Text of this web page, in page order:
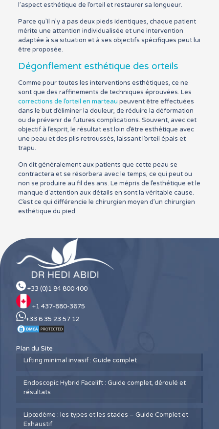
l’aspect esthétique de l’orteil et restaurer sa longueur.
Parce qu’il n’y a pas deux pieds identiques, chaque patient
mérite une attention individualisée et une intervention
adaptée à sa situation et à ses objectifs spécifiques peut lui
être proposée.
Dégonflement esthétique des orteils
Comme pour toutes les interventions esthétiques, ce ne
sont que des raffinements de techniques éprouvées. Les
corrections de l’orteil en marteau peuvent être effectuées
dans le but d’éliminer la douleur, de réduire la déformation
ou de prévenir de futures complications. Souvent, avec cet
objectif à l’esprit, le résultat est loin d’être esthétique avec
une peau et des plis retroussés, laissant l’orteil épais et
trapu.
On dit généralement aux patients que cette peau se
contractera et se résorbera avec le temps, ce qui peut ou
non se produire au fil des ans. Le mépris de l’esthétique et le
manque d’attention aux détails en sont la véritable cause.
C’est ce qui différencie le chirurgien moyen d’un chirurgien
esthétique du pied.
+33 (0)1 84 800 400
+1 437-880-3675
+33 6 35 23 57 12
Plan du Site
Lifting minimal invasif : Guide complet
Endoscopic Hybrid Facelift : Guide complet, déroulé et
résultats
Lipœdème : les types et les stades – Guide Complet et
Exhaustif